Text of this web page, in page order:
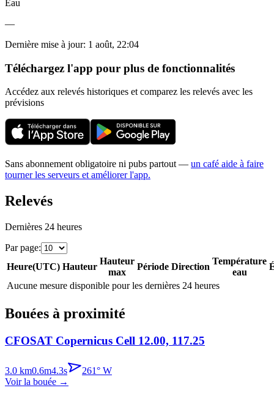
Eau
—
Dernière mise à jour: 1 août, 22:04
Téléchargez l'app pour plus de fonctionnalités
Accédez aux relevés historiques et comparez les relevés avec les
prévisions
Sans abonnement obligatoire ni pubs partout — un café aide à faire
tourner les serveurs et améliorer l'app.
Relevés
Dernières 24 heures
Par page:
Heure(UTC) Hauteur
Hauteur
max
Période Direction
Température
eau
Aucune mesure disponible pour les dernières 24 heures
Bouées à proximité
CFOSAT Copernicus Cell 12.00, 117.25
3.0 km0.6m4.3s 261° W
Voir la bouée →